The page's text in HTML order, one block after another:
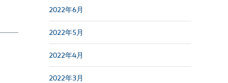
2022年6月
2022年5月
2022年4月
2022年3月